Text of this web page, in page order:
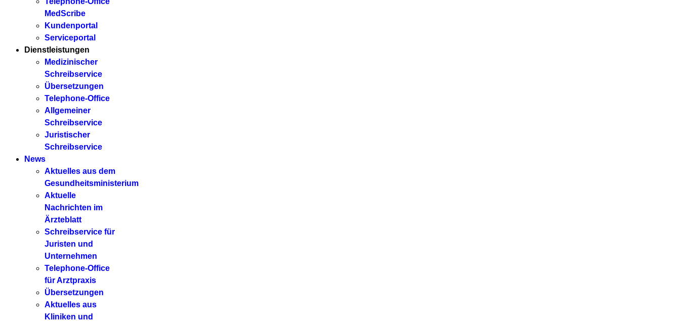
MedScribe
Kundenportal
Serviceportal
Dienstleistungen
Medizinischer
Schreibservice
Übersetzungen
Telephone-Office
Allgemeiner
Schreibservice
Juristischer
Schreibservice
News
Aktuelles aus dem
Gesundheitsministerium
Aktuelle
Nachrichten im
Ärzteblatt
Schreibservice für
Juristen und
Unternehmen
Telephone-Office
für Arztpraxis
Übersetzungen
Aktuelles aus
Kliniken und